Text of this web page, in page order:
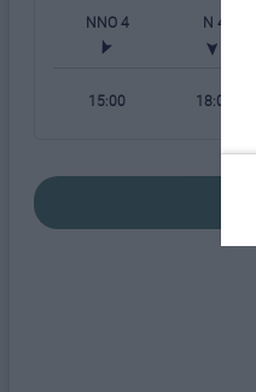
NNO 4 N 4
15:00 18:00